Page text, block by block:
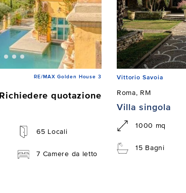
RE/MAX Golden House 3
Richiedere quotazione
65 Locali
7 Camere da letto
Vittorio Savoia
Roma, RM
Villa singola
1000 mq
15 Bagni